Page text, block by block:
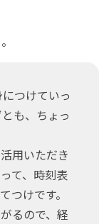
つけていっ
も、ちょっ
用いただき
て、時刻表
つけです。
るので、経